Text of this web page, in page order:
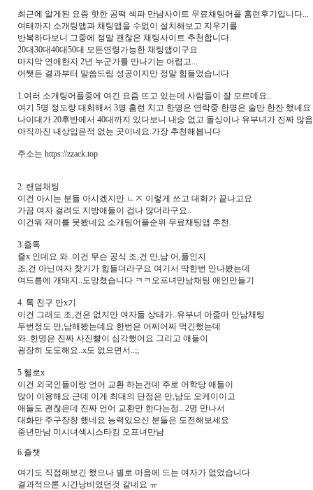
최근에 알게된 요즘 핫한 공떡 섹파 만남사이트 무료채팅어플 홈런후기입니다...
여태까지 소개팅앱과 채팅앱을 수없이 설치해보고 지우기를
반복하다보니 그중에 정말 괜찮은 채팅사이트 추천합니다.
20대30대40대50대 모든연령가능한 채팅앱이구요
마지막 연애한지 2년 누군가를 만나기는 어렵고...
어쨋든 결과부터 말씀드림 성공이지만 정말 힘들었습니다
1.여러 소개팅어플중에 여긴 요즘 뜨고 있는데 사람들이 잘 모르데요..
여기 5명 정도랑 대화해서 3명 홈런 치고 한명은 연락중 한명은 술만 한잔 했네요
나이대가 20후반에서 40대까지 있다보니 내숭 없고 돌싱이나 유부녀가 진짜 많음
아직까진 내상입은적 없는 곳이네요.가장 추천해봅니다
주소는 https://zzack.top
2. 랜덤채팅
이건 아시는 분들 아시겠지만 ㄴㅈ 이렇게 쓰고 대화가 끝나고요
가끔 여자 걸려도 지방애들이 겁나 많더라구요..
이건뭐 재미를 못봤네요 소개팅어플순위 무료채팅앱 추천.
3.즐톡
즐x 인데요 와..이건 무슨 공식 조,건 만,남 어,플인지
조,건 아닌여자 찾기가 힘들더라구요 여기서 딱한번 만나봤는데
여드름에 개돼지..도망쳤습니다 ㅋㅋ오프녀만남채팅 애인만들기
4. 톡 친구 만x기
이건 그래도 조,건은 없지만 여자들 상태가..유부녀 아줌마 만남채팅
두번정도 만,남해봤는데요 한번은 어찌어찌 먹긴했는데
와..한명은 진짜 사진빨이 심각했어요 그리고 애들이
굉장히 도도해요..x도 없으면서..;;
5 헬로x
이건 외국인들이랑 언어 교환 하는건데 주로 어학당 애들이
많이 이용해요 근데 이게 최대의 단점은 만,남도 오케이이고
애들도 괜찮은데 진짜 언어 교환만 한다는점.. 2명 만나서
대화만 주구장창 했네요 능력있으신 분들은 도전해보세요
중년만남 미시녀섹시스타킹 오프녀만남
6.즐챗
여기도 직접해보긴 했으나 별로 마음에 드는 여자가 없었습니다
결과적으론 시간낭비였던것 같네요 ㅠ